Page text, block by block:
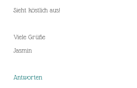
Sieht köstlich aus!
Viele Grüße
Jasmin
Antworten